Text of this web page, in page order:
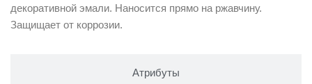
Атрибуты
декоративной эмали. Наносится прямо на ржавчину.
Защищает от коррозии.